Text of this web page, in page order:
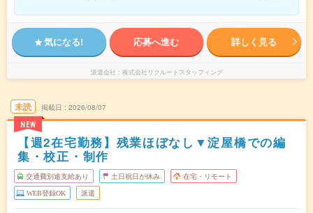
気になる! 応募へ進む 詳しく見る
派遣会社 株式会社リクルートスタッフィング
未読
NEW
掲載日 2026/08/07
【週2在宅勤務】残業ほぼなし▼淀屋橋での編
集・校正・制作
交通費別途支給あり 土日祝日が休み 在宅・リモート
WEB登録OK 派遣